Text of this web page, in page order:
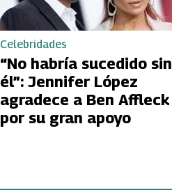
Celebridades
“No habría sucedido sin
él”: Jennifer López
agradece a Ben Affleck
por su gran apoyo